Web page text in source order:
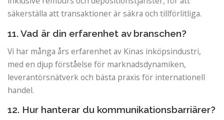
säkerställa att transaktioner är säkra och tillförlitliga.
11. Vad är din erfarenhet av branschen?
Vi har många års erfarenhet av Kinas inköpsindustri,
med en djup förståelse för marknadsdynamiken,
leverantörsnätverk och bästa praxis för internationell
handel.
12. Hur hanterar du kommunikationsbarriärer?